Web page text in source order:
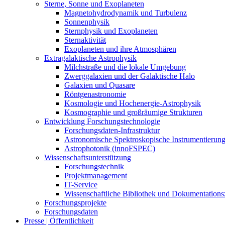
Sterne, Sonne und Exoplaneten
Magnetohydrodynamik und Turbulenz
Sonnenphysik
Sternphysik und Exoplaneten
Sternaktivität
Exoplaneten und ihre Atmosphären
Extragalaktische Astrophysik
Milchstraße und die lokale Umgebung
Zwerggalaxien und der Galaktische Halo
Galaxien und Quasare
Röntgenastronomie
Kosmologie und Hochenergie-Astrophysik
Kosmographie und großräumige Strukturen
Entwicklung Forschungstechnologie
Forschungsdaten-Infrastruktur
Astronomische Spektroskopische Instrumentierung
Astrophotonik (innoFSPEC)
Wissenschaftsunterstützung
Forschungstechnik
Projektmanagement
IT-Service
Wissenschaftliche Bibliothek und
Forschungsprojekte
Forschungsdaten
Presse | Öffentlichkeit